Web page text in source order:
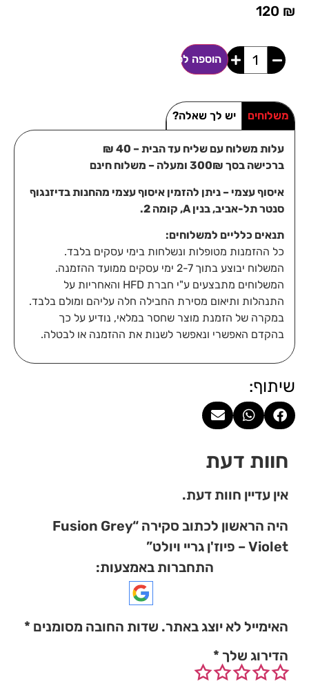
120 ₪
הוספה לסל
משלוחים יש לך שאלה?
עלות משלוח עם שליח עד הבית – 40 ₪
ברכישה בסך 300₪ ומעלה – משלוח חינם
איסוף עצמי – ניתן להזמין איסוף עצמי מהחנות בדיזנגוף
סנטר תל-אביב, בנין A, קומה 2.
תנאים כלליים למשלוחים:
כל ההזמנות מטופלות ונשלחות בימי עסקים בלבד.
המשלוח יבוצע בתוך 2-7 ימי עסקים ממועד ההזמנה.
המשלוחים מתבצעים ע"י חברת HFD והאחריות על
התנהלות ותיאום מסירת החבילה חלה עליהם ומולם בלבד.
במקרה של הזמנת מוצר שחסר במלאי, נודיע על כך
בהקדם האפשרי ונאפשר לשנות את ההזמנה או לבטלה.
שיתוף:
חוות דעת
אין עדיין חוות דעת.
היה הראשון לכתוב סקירה “Fusion Grey
Violet – פיוז'ן גריי ויולט”
התחברות באמצעות:
האימייל לא יוצג באתר. שדות החובה מסומנים *
הדירוג שלך *